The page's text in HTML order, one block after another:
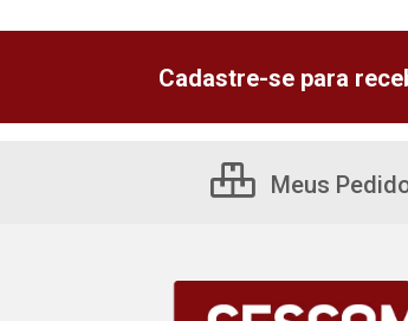
Cadastre-se para
Meus